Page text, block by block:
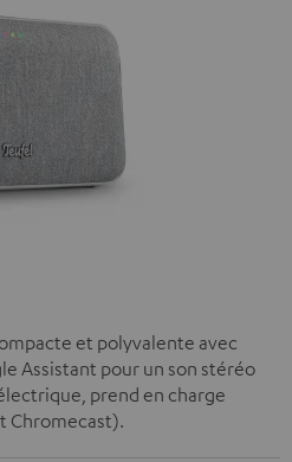
et polyvalente avec
Assistant pour un son stéréo
prend en charge
Chromecast).